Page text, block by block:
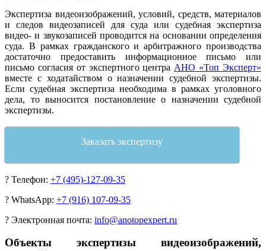
Экспертиза видеоизображений, условий, средств, материалов
и следов видеозаписей для суда или судебная экспертиза
видео- и звукозаписей проводится на основании определения
суда. В рамках гражданского и арбитражного производства
достаточно предоставить информационное письмо или
письмо согласия от экспертного центра АНО «Топ Эксперт»
вместе с ходатайством о назначении судебной экспертизы.
Если судебная экспертиза необходима в рамках уголовного
дела, то выносится постановление о назначении судебной
экспертизы.
Заказать экспертизу
? Телефон: +7 (495)-127-09-35
? WhatsApp: +7 (916) 107-09-35
? Электронная почта: info@anotopexpert.ru
Объекты экспертизы видеоизображений,